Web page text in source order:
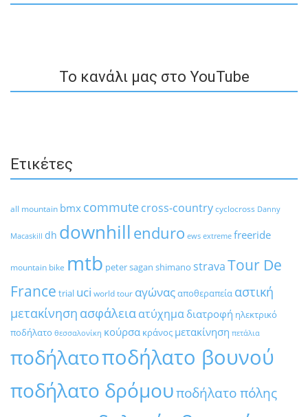
To κανάλι μας στο YouTube
Ετικέτες
all mountain bmx commutecross-countrycyclocross Danny
Macaskill dh downhill enduro ews extreme freeride
mountain bike mtb peter sagan shimano stravaTour De
France trial uci world tour αγώναςαποθεραπεία αστική
μετακίνηση ασφάλειαατύχημα διατροφή ηλεκτρικό
ποδήλατο θεσσαλονίκη κούρσα κράνος μετακίνηση πετάλια
ποδήλατοποδήλατο βουνού
ποδήλατο δρόμουποδήλατο πόλης